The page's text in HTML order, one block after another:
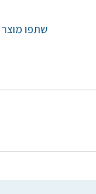
שתפו מוצר